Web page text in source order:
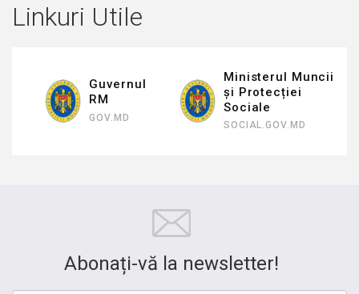
Linkuri Utile
Guvernul
RM
GOV.MD
Ministerul Muncii
și Protecției
Sociale
SOCIAL.GOV.MD
Abonați-vă la newsletter!